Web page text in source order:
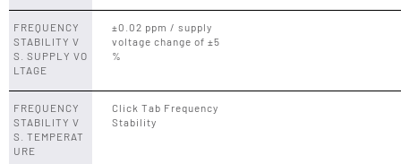
FREQUENCY
STABILITY V
S. SUPPLY VO
LTAGE
±0.02 ppm / supply
voltage change of ±5
%
FREQUENCY
STABILITY V
S. TEMPERAT
URE
Click Tab Frequency
Stability